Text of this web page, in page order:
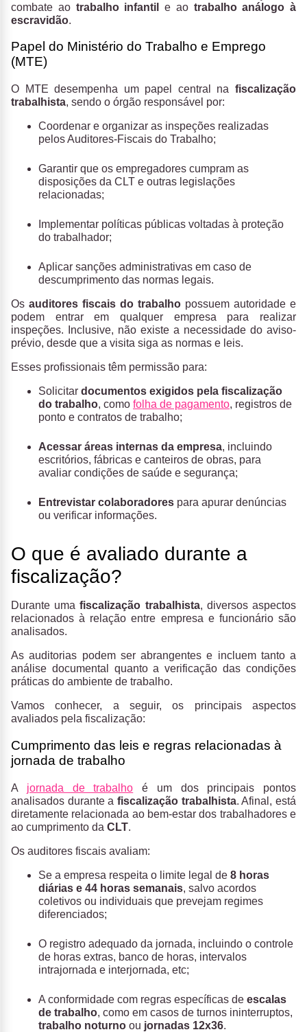
combate ao trabalho infantil e ao trabalho análogo à
escravidão.
Papel do Ministério do Trabalho e Emprego
(MTE)
O MTE desempenha um papel central na fiscalização
trabalhista, sendo o órgão responsável por:
Coordenar e organizar as inspeções realizadas
pelos Auditores-Fiscais do Trabalho;
Garantir que os empregadores cumpram as
disposições da CLT e outras legislações
relacionadas;
Implementar políticas públicas voltadas à proteção
do trabalhador;
Aplicar sanções administrativas em caso de
descumprimento das normas legais.
Os auditores fiscais do trabalho possuem autoridade e
podem entrar em qualquer empresa para realizar
inspeções. Inclusive, não existe a necessidade do aviso-
prévio, desde que a visita siga as normas e leis.
Esses profissionais têm permissão para:
Solicitar documentos exigidos pela fiscalização
do trabalho, como folha de pagamento, registros de
ponto e contratos de trabalho;
Acessar áreas internas da empresa, incluindo
escritórios, fábricas e canteiros de obras, para
avaliar condições de saúde e segurança;
Entrevistar colaboradores para apurar denúncias
ou verificar informações.
O que é avaliado durante a
fiscalização?
Durante umafiscalização trabalhista, diversos aspectos
relacionados à relação entre empresa e funcionário são
analisados.
As auditorias podem ser abrangentes e incluem tanto a
análise documental quanto a verificação das condições
práticas do ambiente de trabalho.
Vamos conhecer, a seguir, os principais aspectos
avaliados pela fiscalização:
Cumprimento das leis e regras relacionadas à
jornada de trabalho
A jornada de trabalho é um dos principais pontos
analisados durante a fiscalização trabalhista. Afinal, está
diretamente relacionada ao bem-estar dos trabalhadores e
ao cumprimento da CLT.
Os auditores fiscais avaliam:
Se a empresa respeita o limite legal de 8 horas
diárias e 44 horas semanais, salvo acordos
coletivos ou individuais que prevejam regimes
diferenciados;
O registro adequado da jornada, incluindo o controle
de horas extras, banco de horas, intervalos
intrajornada e interjornada, etc;
A conformidade com regras específicas de escalas
de trabalho, como em casos de turnos ininterruptos,
trabalho noturno ou jornadas 12x36.